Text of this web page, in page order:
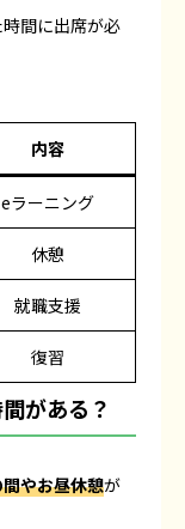
間に出席が必
内容
eラーニング
休憩
就職支援
復習
がある？
やお昼休憩が